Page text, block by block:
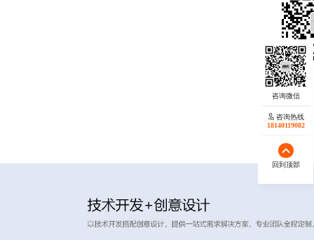
咨询热线
18140119082
回到顶部